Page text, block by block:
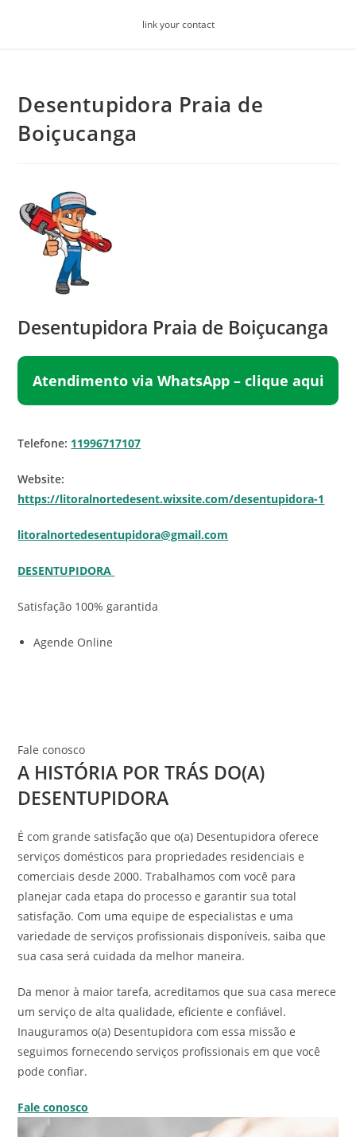
link your contact
Desentupidora Praia de
Boiçucanga
Desentupidora Praia de Boiçucanga
Atendimento via WhatsApp – clique aqui
Telefone: 11996717107
Website:
https://litoralnortedesent.wixsite.com/desentupidora-1
litoralnortedesentupidora@gmail.com
DESENTUPIDORA
Satisfação 100% garantida
Agende Online
Fale conosco
A HISTÓRIA POR TRÁS DO(A)
DESENTUPIDORA
É com grande satisfação que o(a) Desentupidora oferece
serviços domésticos para propriedades residenciais e
comerciais desde 2000. Trabalhamos com você para
planejar cada etapa do processo e garantir sua total
satisfação. Com uma equipe de especialistas e uma
variedade de serviços profissionais disponíveis, saiba que
sua casa será cuidada da melhor maneira.
Da menor à maior tarefa, acreditamos que sua casa merece
um serviço de alta qualidade, eficiente e confiável.
Inauguramos o(a) Desentupidora com essa missão e
seguimos fornecendo serviços profissionais em que você
pode confiar.
Fale conosco